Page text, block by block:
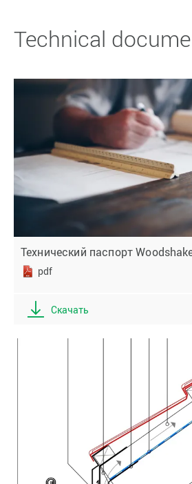
Technical
Технический паспорт
pdf
Скачать